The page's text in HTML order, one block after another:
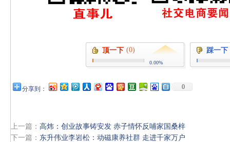
顶一下 (0)
0.00%
踩一下
分享到： 0
上一篇： 高炜：创业故事铸安发 赤子情怀反哺家国桑梓
下一篇： 东升伟业李岩松：动磁康养社群 走进千家万户